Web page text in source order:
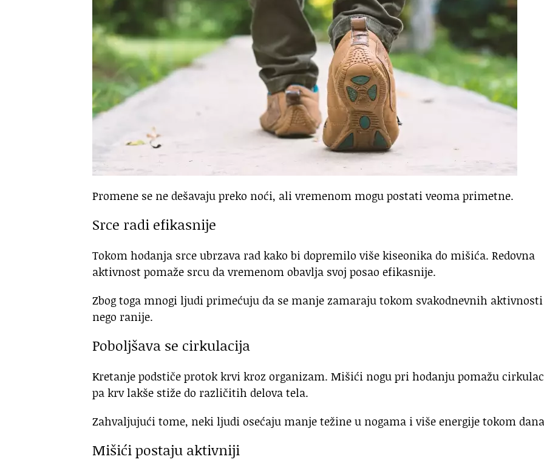
Promene se ne dešavaju preko noći, ali vremenom mogu postati veoma primetne.
Srce radi efikasnije
Tokom hodanja srce ubrzava rad kako bi dopremilo više kiseonika do mišića. Redovna
aktivnost pomaže srcu da vremenom obavlja svoj posao efikasnije.
Zbog toga mnogi ljudi primećuju da se manje zamaraju tokom svakodnevnih aktivnosti
nego ranije.
Poboljšava se cirkulacija
Kretanje podstiče protok krvi kroz organizam. Mišići nogu pri hodanju pomažu
pa krv lakše stiže do različitih delova tela.
Zahvaljujući tome, neki ljudi osećaju manje težine u nogama i više energije tokom
Mišići postaju aktivniji